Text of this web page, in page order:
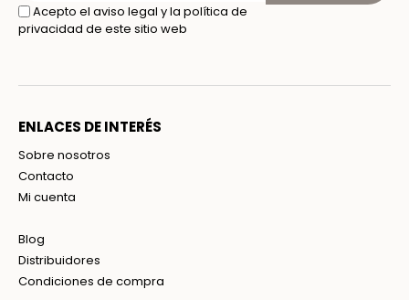
Acepto el aviso legal y la política de
privacidad de este sitio web
ENLACES DE INTERÉS
Sobre nosotros
Contacto
Mi cuenta
Blog
Distribuidores
Condiciones de compra